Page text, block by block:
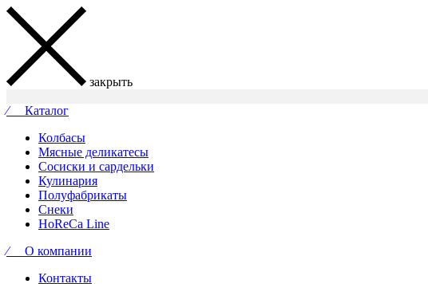
закрыть
⁄ Каталог
Колбасы
Мясные деликатесы
Сосиски и сардельки
Кулинария
Полуфабрикаты
Снеки
HoReCa Line
⁄ О компании
Контакты